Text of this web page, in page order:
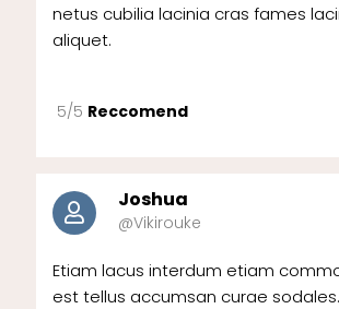
netus cubilia lacinia cras fames
aliquet.
5/5 Reccomend
Joshua
@Vikirouke
Etiam lacus interdum etiam
est tellus accumsan curae sodales.